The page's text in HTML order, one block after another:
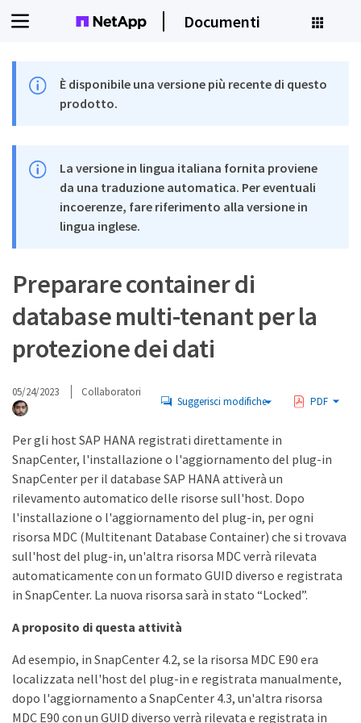
Documenti
È disponibile una versione più recente di questo
prodotto.
La versione in lingua italiana fornita proviene
da una traduzione automatica. Per eventuali
incoerenze, fare riferimento alla versione in
lingua inglese.
Preparare container di
database multi-tenant per la
protezione dei dati
05/24/2023 Collaboratori
Suggerisci modifiche PDF
Per gli host SAP HANA registrati direttamente in
SnapCenter, l'installazione o l'aggiornamento del plug-in
SnapCenter per il database SAP HANA attiverà un
rilevamento automatico delle risorse sull'host. Dopo
l'installazione o l'aggiornamento del plug-in, per ogni
risorsa MDC (Multitenant Database Container) che si trovava
sull'host del plug-in, un'altra risorsa MDC verrà rilevata
automaticamente con un formato GUID diverso e registrata
in SnapCenter. La nuova risorsa sarà in stato “Locked”.
A proposito di questa attività
Ad esempio, in SnapCenter 4.2, se la risorsa MDC E90 era
localizzata nell'host del plug-in e registrata manualmente,
dopo l'aggiornamento a SnapCenter 4.3, un'altra risorsa
MDC E90 con un GUID diverso verrà rilevata e registrata in